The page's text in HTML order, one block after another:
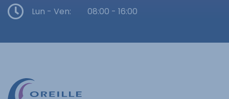
Lun - Ven:
08:00 - 16:00